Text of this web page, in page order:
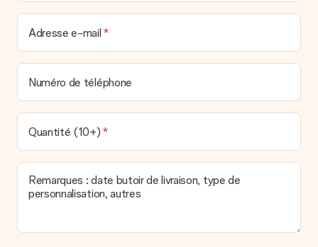
Adresse e-mail
Numéro de téléphone
Quantité (10+)
Remarques : date butoir de livraison, type de
personnalisation, autres